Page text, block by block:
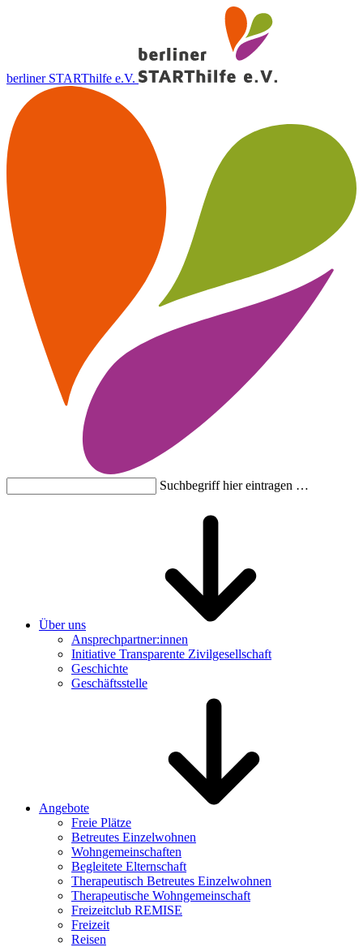
berliner STARThilfe e.V.
Suchbegriff hier eintragen …
Über uns
Ansprechpartner:innen
Initiative Transparente Zivilgesellschaft
Geschichte
Geschäftsstelle
Angebote
Freie Plätze
Betreutes Einzelwohnen
Wohngemeinschaften
Begleitete Elternschaft
Therapeutisch Betreutes Einzelwohnen
Therapeutische Wohngemeinschaft
Freizeitclub REMISE
Freizeit
Reisen